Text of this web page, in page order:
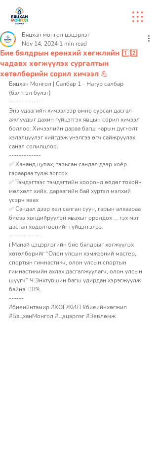
Бие бялдрын ерөнхий хөгжлийн 1️⃣2️⃣
чадавх хөгжүүлэх сургалтын
хөтөлбөрийн сорил хичээл 💪
Бяцхан монгол цэцэрлэг
Nov 14, 2024 1 min read
Бяцхан Монгол | Салбар 1 - Натур салбар
(бэлтгэл бүлэг)
-------------
Энэ удаагийн хичээлээр өмнө сурсан дасгал
ажлуудыг дахин гүйцэтгэх явцын сорил хичээл
боллоо. Хичээлийн дараа багш нарын дүгнэлт,
хэлэлцүүлэг хийгдэж үнэлгээ өгч сайжруулах
санал солилцлоо.
-------------
✅ Хананд цувах, тавьсан сандал дээр хоёр
гараараа тулж зогсох
✅ Тэмдэгтээс тэмдэгтийн хооронд өвдөг тохойн
мөлхөлт хийх, дараагийн бай хүртэл мэлхий
үсэрч явах
✅ Сандал дээр хөл салган суун, гарын алхаараа
биеээ хөндийрүүлэн явахыг оролдох ... гэх мэт
дасгал хөдөлгөөнийг гүйцэтгэлээ.
-------------
ℹ️ Манай цэцэрлэгийн бие бялдрыг хөгжүүлэх
хөтөлбөрийг “Олон улсын хэмжээний мастер,
спортын гимнастикч, олон улсын спортын
гимнастикийн ахлах дасгалжуулагч, олон улсын
шүүгч” Ч.Энхтүвшин багш удирдан хэрэгжүүлж
байна. 🏃‍♀️🏃
------
#биеийнтамир#ХӨГЖИЛ #биеийнхөгжил
#БяцханМонгол #Цэцэрлэг#Зөвлөмж